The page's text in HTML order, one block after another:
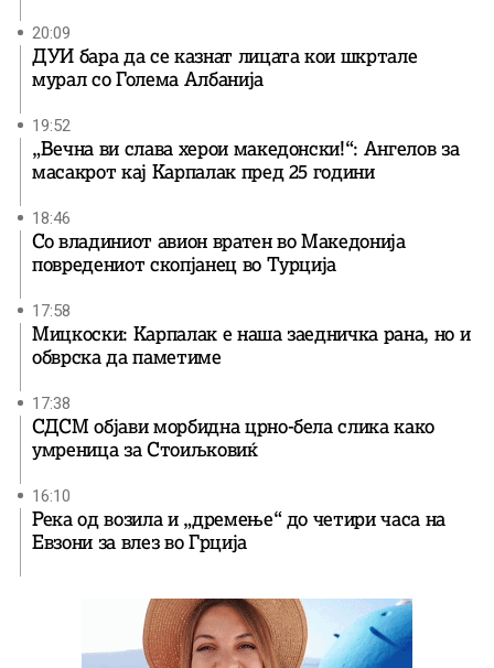
20:09
ДУИ бара да се казнат лицата кои шкртале
мурал со Голема Албанија
19:52
„Вечна ви слава херои македонски!“: Ангелов за
масакрот кај Карпалак пред 25 години
18:46
Со владиниот авион вратен во Македонија
повредениот скопјанец во Турција
17:58
Мицкоски: Карпалак е наша заедничка рана, но и
обврска да паметиме
17:38
СДСМ објави морбидна црно-бела слика како
умреница за Стоиљковиќ
16:10
Река од возила и „дремење“ до четири часа на
Евзони за влез во Грција